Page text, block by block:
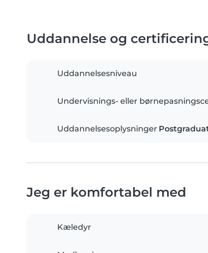
Uddannelse og
Uddannelsesniveau
Undervisnings- eller
Uddannelsesoplysninger
Jeg er komfortabel med
Kæledyr